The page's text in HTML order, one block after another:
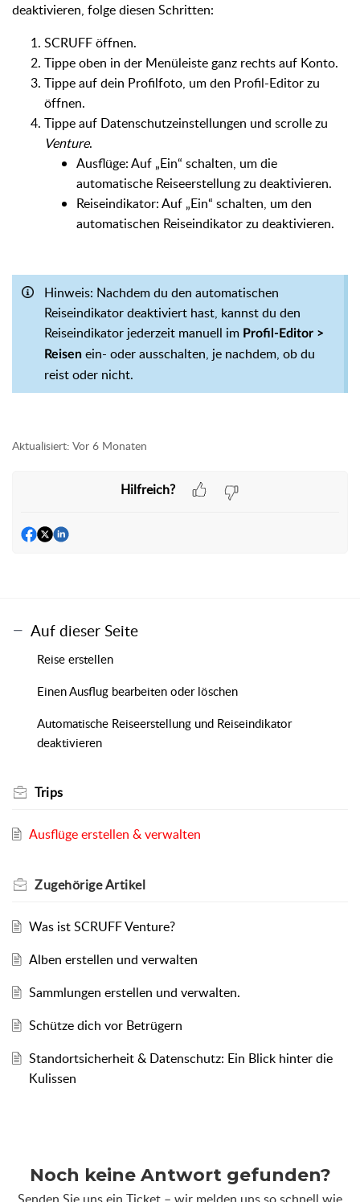
deaktivieren, folge diesen Schritten:
SCRUFF öffnen.
Tippe oben in der Menüleiste ganz rechts auf Konto.
Tippe auf dein Profilfoto, um den Profil-Editor zu
öffnen.
Tippe auf Datenschutzeinstellungen und scrolle zu
Venture.
Ausflüge: Auf „Ein“ schalten, um die
automatische Reiseerstellung zu deaktivieren.
Reiseindikator: Auf „Ein“ schalten, um den
automatischen Reiseindikator zu deaktivieren.
Hinweis: Nachdem du den automatischen
Reiseindikator deaktiviert hast, kannst du den
Reiseindikator jederzeit manuell im Profil-Editor >
Reisen ein- oder ausschalten, je nachdem, ob du
reist oder nicht.
Aktualisiert: Vor 6 Monaten
Hilfreich?
Auf dieser Seite
Reise erstellen
Einen Ausflug bearbeiten oder löschen
Automatische Reiseerstellung und Reiseindikator
deaktivieren
Trips
Ausflüge erstellen & verwalten
ZugehörigeArtikel
Was ist SCRUFF Venture?
Alben erstellen und verwalten
Sammlungen erstellen und verwalten.
Schütze dich vor Betrügern
Standortsicherheit & Datenschutz: Ein Blick hinter die
Kulissen
Noch keine Antwort gefunden?
Senden Sie uns ein Ticket – wir melden uns so schnell wie